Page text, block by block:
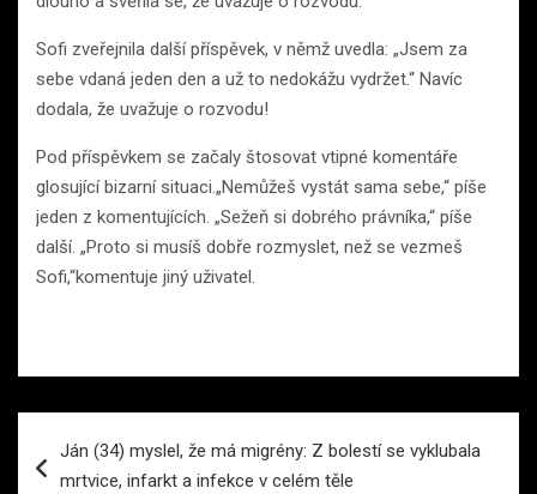
Sofi zveřejnila další příspěvek, v němž uvedla: „Jsem za
sebe vdaná jeden den a už to nedokážu vydržet.“ Navíc
dodala, že uvažuje o rozvodu!
Pod příspěvkem se začaly štosovat vtipné komentáře
glosující bizarní situaci.„Nemůžeš vystát sama sebe,“ píše
jeden z komentujících. „Sežeň si dobrého právníka,“ píše
další. „Proto si musíš dobře rozmyslet, než se vezmeš
Sofi,“komentuje jiný uživatel.
proJán (34) myslel, že má migrény: Z bolestí se vyklubala
mrtvice, infarkt a infekce v celém těle